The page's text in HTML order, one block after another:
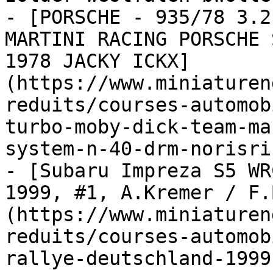
- [PORSCHE - 935/78 3.2L
MARTINI RACING
1978 JACKY ICKX]
(https://
reduits/courses-
turbo-moby-dick-team-
system-n-40-drm-
- [Subaru Impreza S5
1999, #1, A.Kremer /
(https://
reduits/courses-
rallye-deutschland-